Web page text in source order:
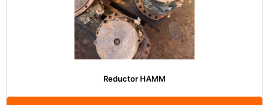
Reductor HAMM